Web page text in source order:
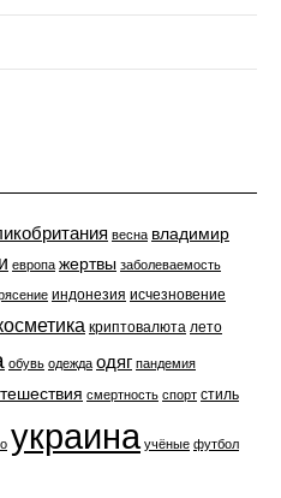
весна владимир
европа жертвы заболеваемость
индонезия исчезновение
криптовалюта лето
обувь одежда одяг пандемия
смертность спорт стиль
украина учёные футбол